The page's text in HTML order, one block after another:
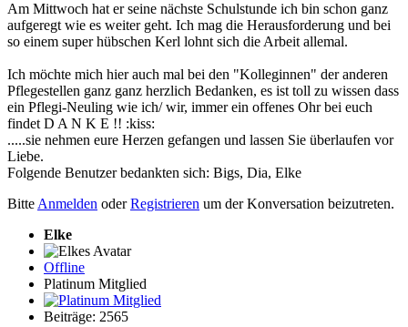
Am Mittwoch hat er seine nächste Schulstunde ich bin schon ganz
aufgeregt wie es weiter geht. Ich mag die Herausforderung und bei
so einem super hübschen Kerl lohnt sich die Arbeit allemal.
Ich möchte mich hier auch mal bei den "Kolleginnen" der anderen
Pflegestellen ganz ganz herzlich Bedanken, es ist toll zu wissen dass
ein Pflegi-Neuling wie ich/ wir, immer ein offenes Ohr bei euch
findet D A N K E !! :kiss:
.....sie nehmen eure Herzen gefangen und lassen Sie überlaufen vor
Liebe.
Folgende Benutzer bedankten sich: Bigs, Dia, Elke
Bitte Anmelden oderRegistrieren um der Konversation beizutreten.
Elke
Offline
Platinum Mitglied
Beiträge: 2565